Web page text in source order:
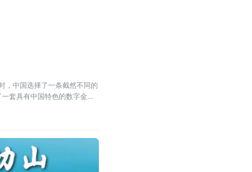
，中国选择了一条截然不同的
套具有中国特色的数字金融